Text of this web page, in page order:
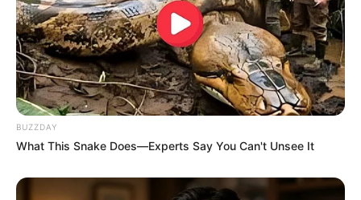
BUZZDAY
What This Snake Does—Experts Say You Can't Unsee It